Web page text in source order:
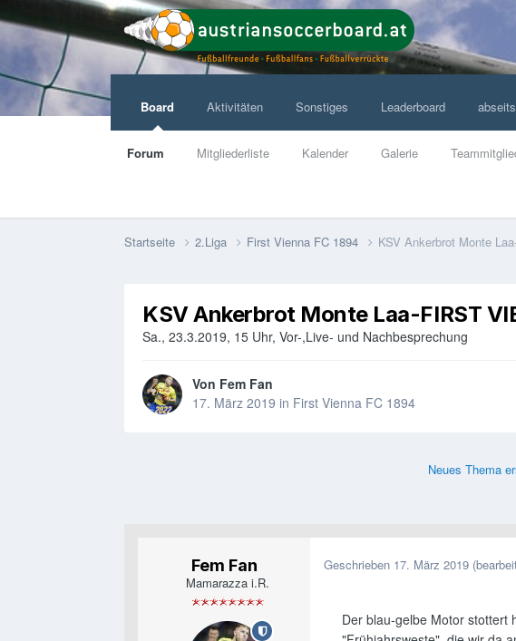
Board
Forum Mitgliederliste Kalender Galerie
Aktivitäten Sonstiges Leaderboard
Startseite 2.Liga First Vienna FC 1894 KSV Ankerbrot Monte
KSV Ankerbrot Monte Laa-FIRST
Sa., 23.3.2019, 15 Uhr, Vor-,Live- und Nachbesprechung
Von Fem Fan
17. März 2019 in First Vienna FC 1894
Neues Thema
Fem Fan
Mamarazza i.R.
Geschrieben 17. März 2019
Der blau-gelbe Motor stottert